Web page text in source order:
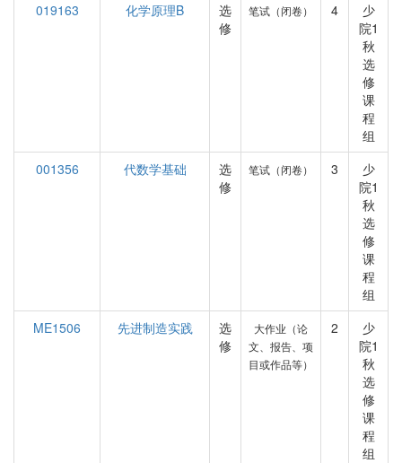
019163
化学原理B
选
修
笔试（闭卷） 4
少
院1
秋
选
修
课
程
组
001356
代数学基础
选
修
笔试（闭卷） 3
少
院1
秋
选
修
课
程
组
ME1506
先进制造实践
选
修
大作业（论
文、报告、项
目或作品等）
2
少
院1
秋
选
修
课
程
组